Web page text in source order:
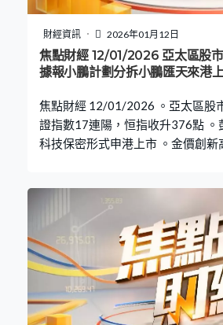
財經資訊 2026年01月12日
焦點財經 12/01/2026 亞太區股
據報小鵬計劃分拆小鵬匯天來港
焦點財經 12/01/2026 。亞太區股
證指數17連陽，恒指收升376點 。
科技保密形式申港上市 。金價創